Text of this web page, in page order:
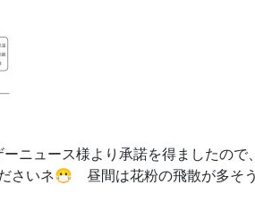
ュース様より承諾を得ましたので
さいネ😷 昼間は花粉の飛散が多そ